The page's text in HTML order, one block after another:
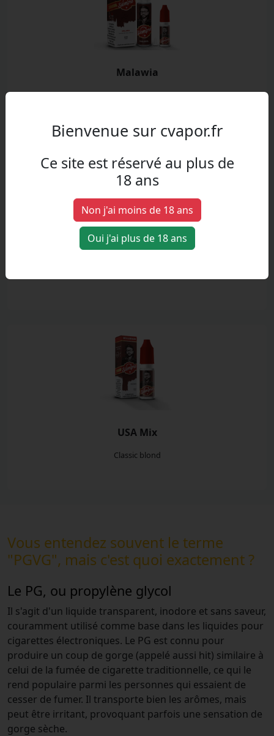
Malawia
Classic brun, Epices
FR Mint
USA Mix
Classic blond
Vous entendez souvent le terme
"PGVG", mais c'est quoi exactement ?
Le PG, ou propylène glycol
Il s'agit d'un liquide transparent, inodore et sans saveur,
couramment utilisé comme base dans les liquides pour
cigarettes électroniques. Le PG est connu pour
produire un coup de gorge (appelé aussi hit) similaire à
celui de la fumée de cigarette traditionnelle, ce qui le
rend populaire parmi les personnes qui essaient de
cesser de fumer. Il transporte bien les arômes, mais
peut être irritant, provoquant parfois une sensation de
gorge sèche.
Bienvenue sur cvapor.fr
Ce site est réservé au plus de
18 ans
Non j'ai moins de 18 ans
Oui j'ai plus de 18 ans